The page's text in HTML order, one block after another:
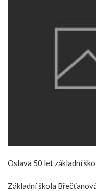
Oslava 50 let základní
Základní škola